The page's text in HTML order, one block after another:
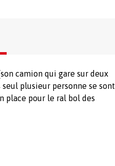
camion qui gare sur deux
seul plusieur personne se sont
place pour le ral bol des